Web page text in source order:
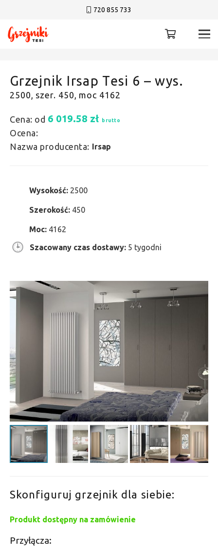
720 855 733
Grzejnik Irsap Tesi 6 – wys.
2500, szer. 450, moc 4162
Cena: od 6 019.58 zł brutto
Ocena:
Nazwa producenta: Irsap
Wysokość: 2500
Szerokość: 450
Moc: 4162
Szacowany czas dostawy: 5 tygodni
Skonfiguruj grzejnik dla siebie:
Produkt dostępny na zamówienie
Przyłącza: